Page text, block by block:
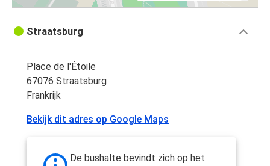
Straatsburg
Place de l'Étoile
67076 Straatsburg
Frankrijk
Bekijk dit adres op Google Maps
De bushalte bevindt zich op het